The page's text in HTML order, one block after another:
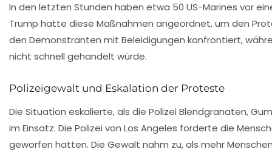
In den letzten Stunden haben etwa 50 US-Marines vor
Trump hatte diese Maßnahmen angeordnet, um den
den Demonstranten mit Beleidigungen konfrontiert,
nicht schnell gehandelt würde.
Polizeigewalt und Eskalation der Proteste
Die Situation eskalierte, als die Polizei Blendgranaten,
im Einsatz. Die Polizei von Los Angeles forderte die
geworfen hatten. Die Gewalt nahm zu, als mehr